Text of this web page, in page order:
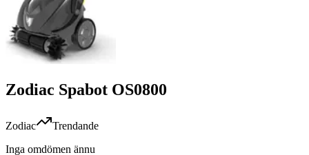
Zodiac Spabot OS0800
Zodiac
Trendande
Inga omdömen ännu